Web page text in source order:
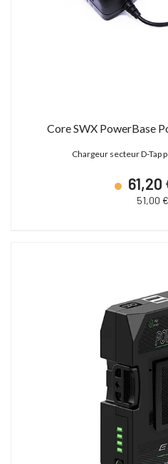
Core SWX PowerBase
Chargeur secteur D-Tap
61,20
51,00